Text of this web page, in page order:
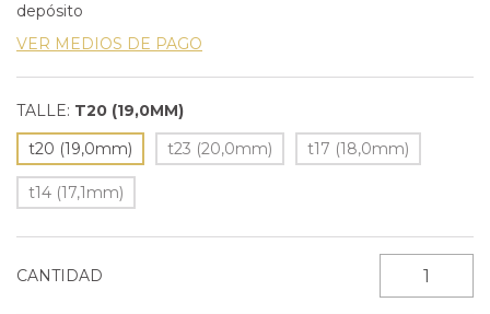
depósito
VER MEDIOS DE PAGO
TALLE: T20 (19,0MM)
t20 (19,0mm)
t23 (20,0mm) t17 (18,0mm)
t14 (17,1mm)
CANTIDAD